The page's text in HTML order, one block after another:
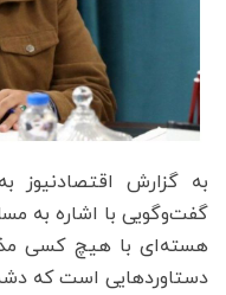
به گزارش اقتصادنیوز
گفت‌وگویی با اشاره به
هسته‌ای با هیچ کسی
دستاوردهایی است که